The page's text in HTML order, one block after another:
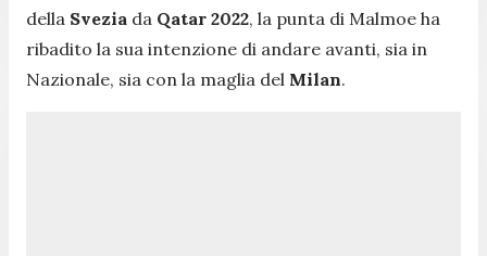
della Svezia da Qatar 2022, la punta di Malmoe ha
ribadito la sua intenzione di andare avanti, sia in
Nazionale, sia con la maglia del Milan.